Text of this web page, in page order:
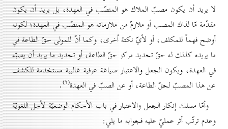
لا يريد أن يكون مصبّ الملاك هو المنصّب في العهدة، بل يريد أن يكون
مقدّمة مّا لذاك المصب أو ملازمٌ من ملازماته هو المنصّب في العهدة؛ لكونه
أوضح فهماً للمكلف، أو لأيّ نكتة اُخرى، وكما أنّ للمولى حقّ الطاعة في
ما يريده كذلك له حقّ تحديد مركز حقّ الطاعة، أو تحديد ما يريد أن يصبّه
في العهدة، ويكون الجعل والاعتبار صياغة عرفية غالبية مستخدمة للكشف
عن هذا المصبّ لحقّ الطاعة، أو عن الصبّ في العهدة(۲) .
وأمّا مسلك إنكار الجعل والاعتبار في باب الأحكام الوضعيّة لأجل اللغويّة
وعدم ترتّب أثر عمليّ عليه فجوابه ما يلي: